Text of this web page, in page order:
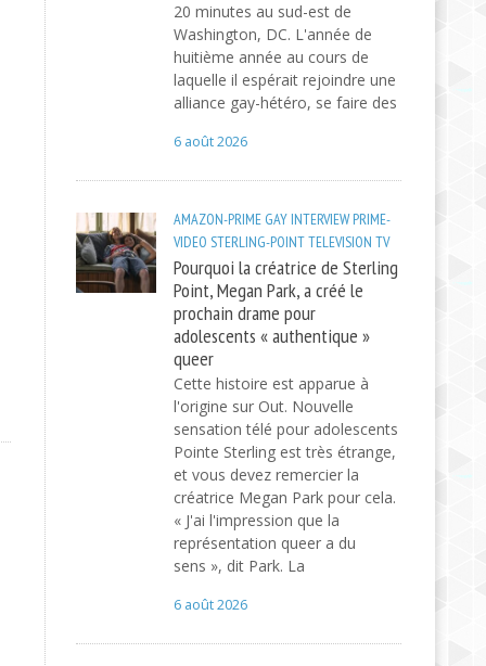
20 minutes au sud-est de
Washington, DC. L'année de
huitième année au cours de
laquelle il espérait rejoindre une
alliance gay-hétéro, se faire des
6 août 2026
AMAZON-PRIME GAY INTERVIEW PRIME-
VIDEO STERLING-POINTTELEVISION TV
Pourquoi la créatrice de Sterling
Point, Megan Park, a créé le
prochain drame pour
adolescents « authentique »
queer
Cette histoire est apparue à
l'origine sur Out. Nouvelle
sensation télé pour adolescents
Pointe Sterling est très étrange,
et vous devez remercier la
créatrice Megan Park pour cela.
« J'ai l'impression que la
représentation queer a du
sens », dit Park. La
6 août 2026